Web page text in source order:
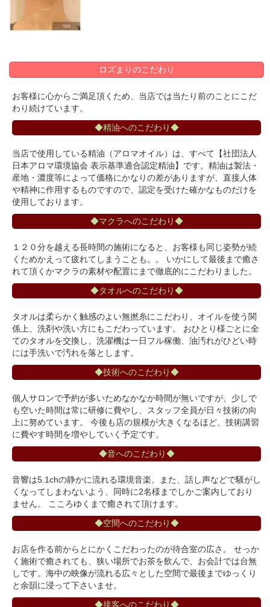
ロズまりのこだわり
お客様に心からご満足頂くため、当店では当たり前のことにこだ
わり続けています。
◆精油へのこだわり◆
当店で使用している精油（アロマオイル）は、すべて【社団法人
日本アロマ環境協会 表示基準適合認定精油】です。精油は製法・
産地・濃度等によって価格にかなりの差がありますが、直接人体
や精神に作用するものですので、認定を受けた確かなものだけを
使用しております。
◆マクラへのこだわり◆
１２０分を越える長時間の施術になると、お客様も同じ姿勢が続
くためかえって疲れてしまうことも。。 いかにして最後まで癒さ
れて頂くかマクラの素材や配置にまで徹底的にこだわりました。
◆タオルへのこだわり◆
タオルは柔らかく触感のよい無撚糸にこだわり、オイルを使う関
係上、洗剤や洗い方にもこだわっています。 おひとり様ごとに全
てのタオルを交換し、洗濯機は一日フル稼働、油汚れがひどい時
には手洗いで汚れを落とします。
◆技術へのこだわり◆
個人サロンで予約が多いためなかなか時間が無いですが、少しで
も空いた時間は常に研修に費やし、スタッフ全員が日々技術の向
上に努めています。 今後も店の規模が大きくなるほど、技術講習
に費やす時間を増やしていく予定です。
◆音へのこだわり◆
音響は5.1chの静かに流れる環境音楽。また、話し声などで騒がし
くなってしまわないよう、同時に2名様までしかご案内しており
ません。 こころゆくまで癒されて頂けます。
◆空間へのこだわり◆
お店を作る前からとにかくこだわったのが待合室の広さ。 せっか
く施術で癒されても、狭い場所でお茶を飲んで、お会計では台無
しです。海中の映像が流れる広々とした空間で最後までゆっくり
と余韻に浸って下さいませ。
◆接客へのこだわり◆